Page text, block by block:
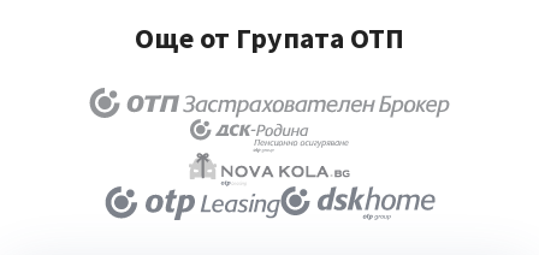
Още от Групата ОТП